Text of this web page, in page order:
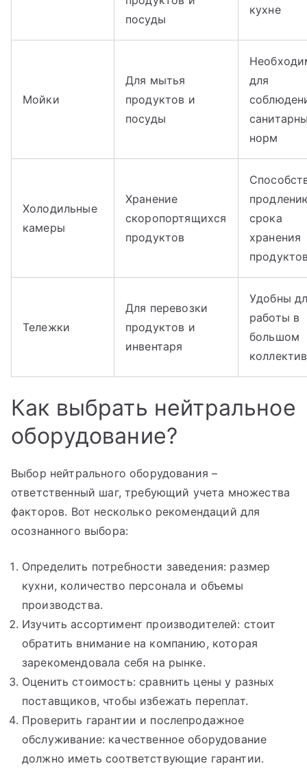
посуды
кухне
Мойки
Для мытья
продуктов и
посуды
для
норм
Холодильные
камеры
Хранение
скоропортящихся
продуктов
срока
хранения
Тележки
Для перевозки
продуктов и
инвентаря
Удобны
работы в
большом
Как выбрать нейтральное
оборудование?
Выбор нейтрального оборудования –
ответственный шаг, требующий учета множества
факторов. Вот несколько рекомендаций для
осознанного выбора:
Определить потребности заведения: размер
кухни, количество персонала и объемы
производства.
Изучить ассортимент производителей: стоит
обратить внимание на компанию, которая
зарекомендовала себя на рынке.
Оценить стоимость: сравнить цены у разных
поставщиков, чтобы избежать переплат.
Проверить гарантии и послепродажное
обслуживание: качественное оборудование
должно иметь соответствующие гарантии.